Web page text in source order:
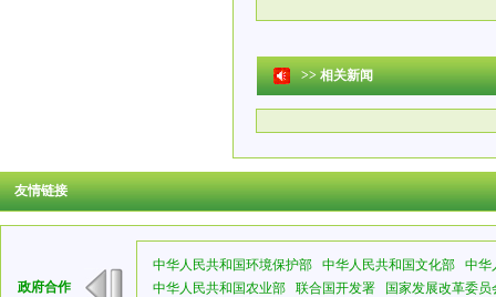
>>相关新闻
友情链接
政府合作
中华人民共和国环境保护部 中华人民共和国文化部
中华
中华人民共和国农业部
联合国开发署
国家发展改革委员